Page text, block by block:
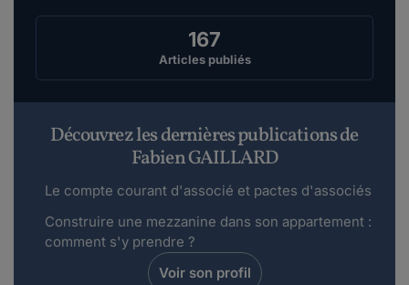
167
Articles publiés
Découvrez les dernières publications de
Fabien GAILLARD
Le compte courant d'associé et pactes d'associés
Construire une mezzanine dans son appartement :
comment s'y prendre ?
Voir son profil